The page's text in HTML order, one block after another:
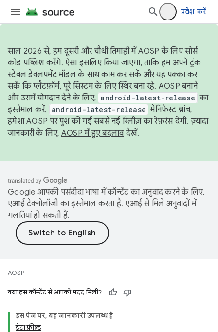
प्रवेश करें
साल 2026 से, हम दूसरी और चौथी तिमाही में AOSP के लिए सोर्स
कोड पब्लिश करेंगे. ऐसा इसलिए किया जाएगा, ताकि हम अपने ट्रंक
स्टेबल डेवलपमेंट मॉडल के साथ काम कर सकें और यह पक्का कर
सकें कि प्लैटफ़ॉर्म, पूरे सिस्टम के लिए स्थिर बना रहे. AOSP बनाने
और उसमें योगदान देने के लिए, android-latest-release का
इस्तेमाल करें.
android-latest-release मेनिफ़ेस्ट ब्रांच,
हमेशा AOSP पर पुश की गई सबसे नई रिलीज़ का रेफ़रंस देगी. ज़्यादा
जानकारी के लिए, AOSP में हुए बदलावदेखें.
Google आपकी पसंदीदा भाषा में कॉन्टेंट का अनुवाद करने के लिए,
एआई टेक्नोलॉजी का इस्तेमाल करता है. एआई से मिले अनुवादों में
गलतियां हो सकती हैं.
AOSP
क्या इस कॉन्टेंट से आपको मदद मिली?
इस पेज पर, यह जानकारी उपलब्ध है
डेटा फ़ील्ड